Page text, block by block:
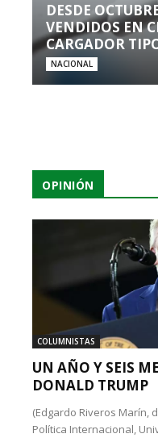
DESDE
VENDIDOS EN
CARGADOR
NACIONAL
OPINIÓN
COLUMNISTAS
UN AÑO Y SEIS
DONALD TRUMP
(Edgardo Riveros Marín,
Política Internacional,